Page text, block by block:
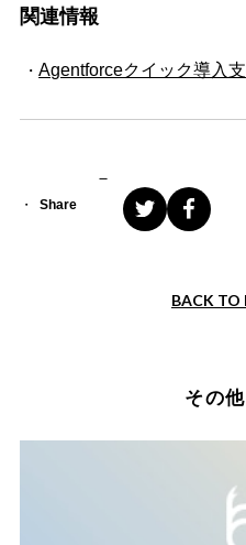
関連情報
Agentforceクイック導入
Share
BACK TO
その